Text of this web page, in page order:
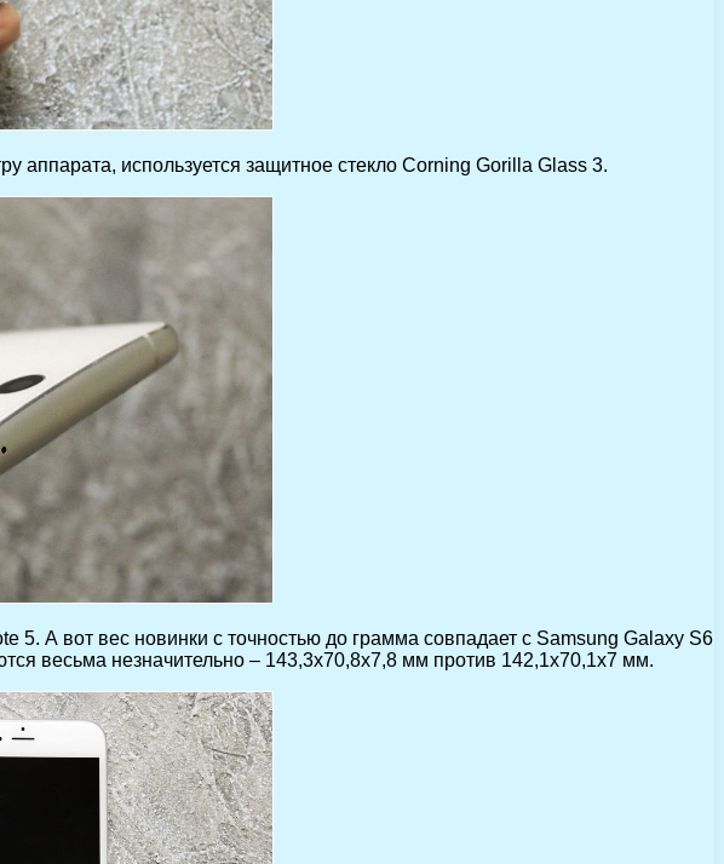
используется защитное стекло Corning Gorilla Glass 3.
5. А вот вес новинки с точностью до грамма совпадает с Samsung Galaxy S6
весьма незначительно – 143,3х70,8х7,8 мм против 142,1х70,1х7 мм.